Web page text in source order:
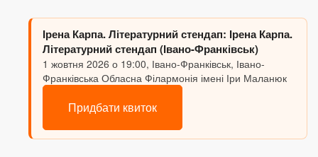
Ірена Карпа. Літературний стендап: Ірена Карпа.
Літературний стендап (Івано-Франківськ)
1 жовтня 2026 о 19:00, Івано-Франківськ, Івано-
Франківська Обласна Філармонія імені Іри Маланюк
Придбати квиток